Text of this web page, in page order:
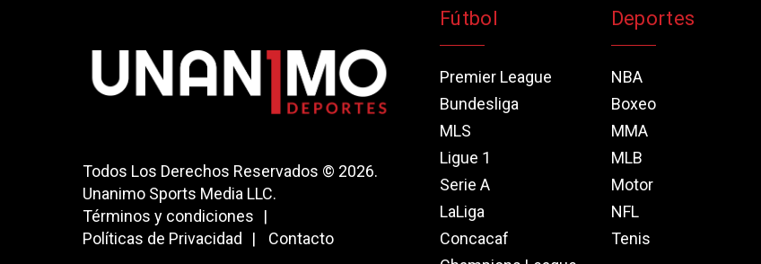
Todos Los Derechos Reservados © 2026.
Unanimo Sports Media LLC.
Términos y condiciones
Políticas de Privacidad
Contacto
Fútbol
Premier League
Bundesliga
MLS
Ligue 1
Serie A
LaLiga
Concacaf
Deportes
NBA
Boxeo
MMA
MLB
Motor
NFL
Tenis